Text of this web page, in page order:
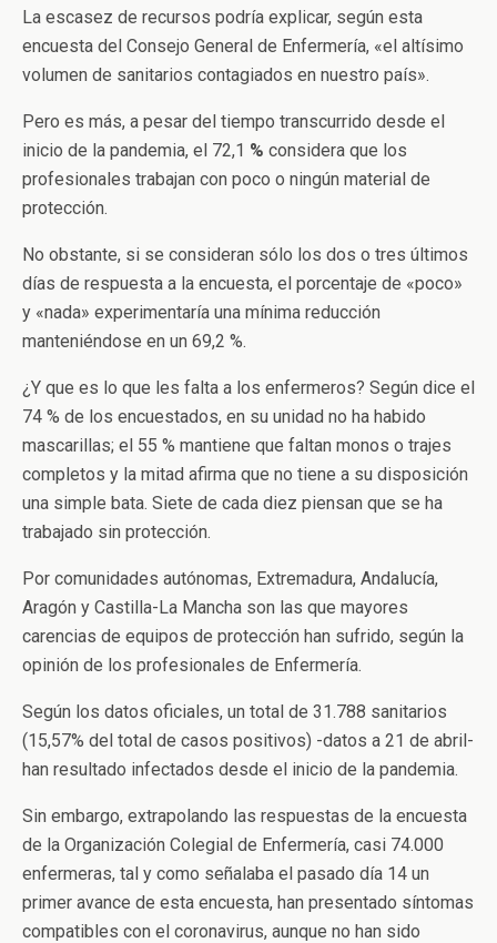
La escasez de recursos podría explicar, según esta
encuesta del Consejo General de Enfermería, «el altísimo
volumen de sanitarios contagiados en nuestro país».
Pero es más, a pesar del tiempo transcurrido desde el
inicio de la pandemia, el 72,1 % considera que los
profesionales trabajan con poco o ningún material de
protección.
No obstante, si se consideran sólo los dos o tres últimos
días de respuesta a la encuesta, el porcentaje de «poco»
y «nada» experimentaría una mínima reducción
manteniéndose en un 69,2 %.
¿Y que es lo que les falta a los enfermeros? Según dice el
74 % de los encuestados, en su unidad no ha habido
mascarillas; el 55 % mantiene que faltan monos o trajes
completos y la mitad afirma que no tiene a su disposición
una simple bata. Siete de cada diez piensan que se ha
trabajado sin protección.
Por comunidades autónomas, Extremadura, Andalucía,
Aragón y Castilla-La Mancha son las que mayores
carencias de equipos de protección han sufrido, según la
opinión de los profesionales de Enfermería.
Según los datos oficiales, un total de 31.788 sanitarios
(15,57% del total de casos positivos) -datos a 21 de abril-
han resultado infectados desde el inicio de la pandemia.
Sin embargo, extrapolando las respuestas de la encuesta
de la Organización Colegial de Enfermería, casi 74.000
enfermeras, tal y como señalaba el pasado día 14 un
primer avance de esta encuesta, han presentado síntomas
compatibles con el coronavirus, aunque no han sido